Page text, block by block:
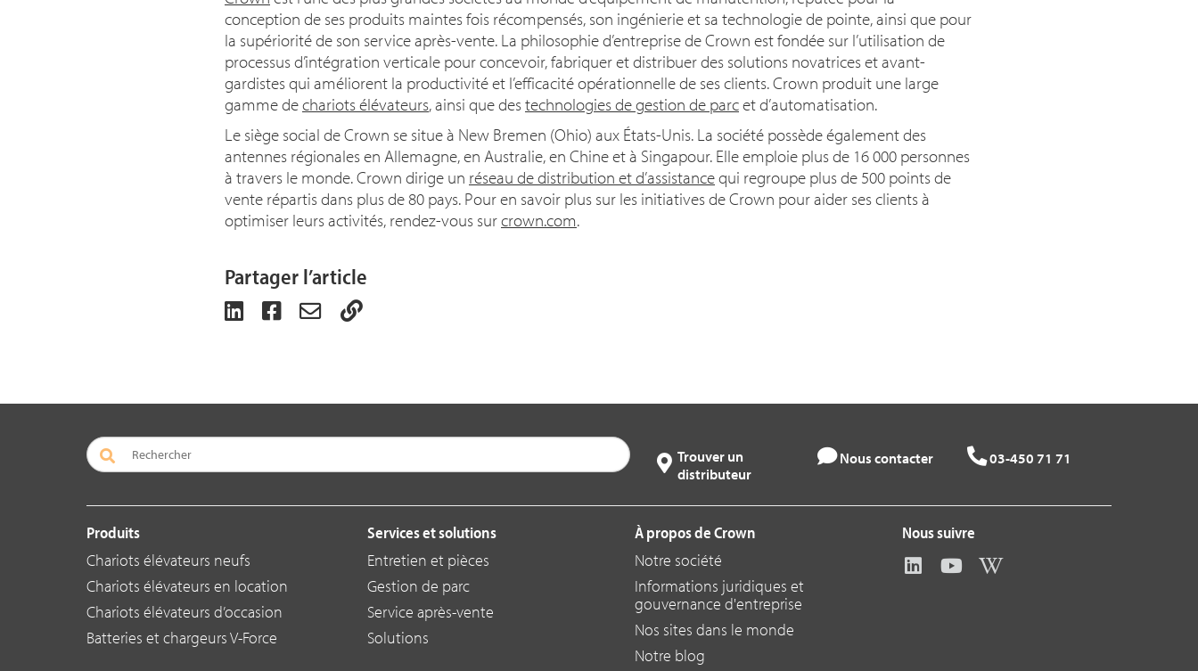
conception de ses produits maintes fois récompensés, son ingénierie et sa technologie de pointe, ainsi que pour
la supériorité de son service après-vente. La philosophie d’entreprise de Crown est fondée sur l’utilisation de
processus d’intégration verticale pour concevoir, fabriquer et distribuer des solutions novatrices et avant-
gardistes qui améliorent la productivité et l’efficacité opérationnelle de ses clients. Crown produit une large
gamme dechariots élévateurs, ainsi que destechnologies de gestion de parcet d’automatisation.
Le siège social de Crown se situe à New Bremen (Ohio) aux États-Unis. La société possède également des
antennes régionales en Allemagne, en Australie, en Chine et à Singapour. Elle emploie plus de 16 000 personnes
à travers le monde. Crown dirige un réseau de distribution et d’assistancequi regroupe plus de 500 points de
vente répartis dans plus de 80 pays. Pour en savoir plus sur les initiatives de Crown pour aider ses clients à
optimiser leurs activités, rendez-vous surcrown.com.
Partager l’article
Trouver un
distributeur
Nous contacter 03-450 71 71
Produits
Chariots élévateurs neufs
Chariots élévateurs en location
Chariots élévateurs d’occasion
Batteries et chargeurs V-Force
Services et solutions
Entretien et pièces
Gestion de parc
Service après-vente
Solutions
À propos de Crown
Notre société
Informations juridiques et
gouvernance d'entreprise
Nos sites dans le monde
Notre blog
Nous suivre